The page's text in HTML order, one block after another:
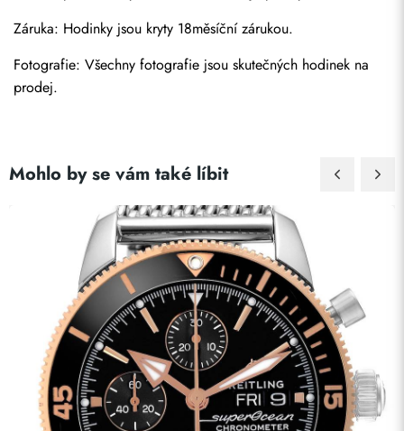
Záruka: Hodinky jsou kryty 18měsíční zárukou.
Fotografie: Všechny fotografie jsou skutečných hodinek na
prodej.
Mohlo by se vám také líbit